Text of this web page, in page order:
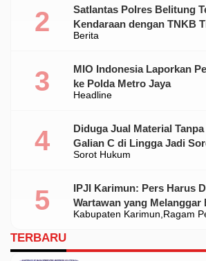
Berita
Satlantas Polres Belitung
Kendaraan dengan TNKB
Standar
Headline
MIO Indonesia Laporkan
ke Polda Metro Jaya
Sorot Hukum
Diduga Jual Material
Galian C di Lingga Jadi
Kabupaten Karimun Ragam
IPJI Karimun: Pers Harus
Wartawan yang Melanggar
Dikoreksi
TERBARU